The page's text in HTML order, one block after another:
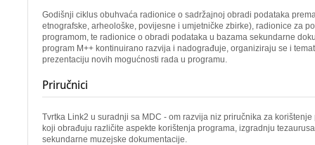
Godišnji ciklus obuhvaća radionice o sadržajnoj obradi podataka
etnografske, arheološke, povijesne i umjetničke zbirke), radionice za
programom, te radionice o obradi podataka u bazama sekundarne
program M++ kontinuirano razvija i nadograđuje, organiziraju se i
prezentaciju novih mogućnosti rada u programu.
Priručnici
Tvrtka Link2 u suradnji sa MDC - om razvija niz priručnika za
koji obrađuju različite aspekte korištenja programa, izgradnju
sekundarne muzejske dokumentacije.